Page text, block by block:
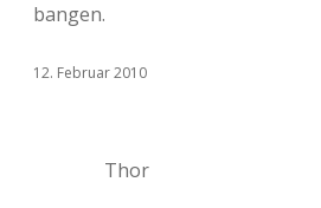
bangen.
12. Februar 2010
Thor